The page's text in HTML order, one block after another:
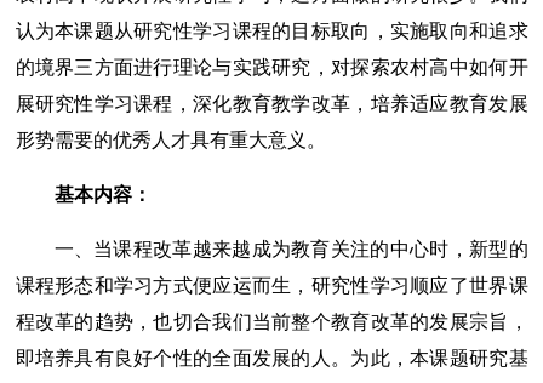
认为本课题从研究性学习课程的目标取向，实施取向和追求
的境界三方面进行理论与实践研究，对探索农村高中如何开
展研究性学习课程，深化教育教学改革，培养适应教育发展
形势需要的优秀人才具有重大意义。
基本内容：
一、当课程改革越来越成为教育关注的中心时，新型的
课程形态和学习方式便应运而生，研究性学习顺应了世界课
程改革的趋势，也切合我们当前整个教育改革的发展宗旨，
即培养具有良好个性的全面发展的人。为此，本课题研究基